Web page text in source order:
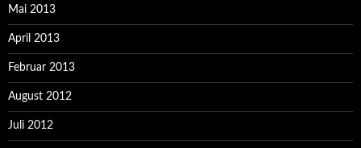
Mai 2013
April 2013
Februar 2013
August 2012
Juli 2012